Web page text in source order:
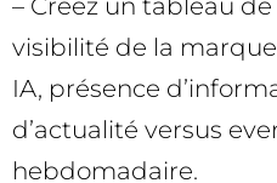
– Créez un tableau
visibilité de la
IA, présence
d’actualité versus
hebdomadaire.